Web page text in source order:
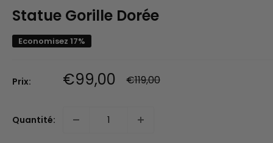
Statue Gorille Dorée
Economisez 17%
Prix: Prix
réduit
€99,00 Prix
normal
€119,00
Quantité: